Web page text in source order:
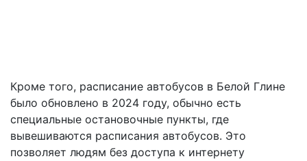
Кроме того, расписание автобусов в Белой Глине
было обновлено в 2024 году, обычно есть
специальные остановочные пункты, где
вывешиваются расписания автобусов. Это
позволяет людям без доступа к интернету